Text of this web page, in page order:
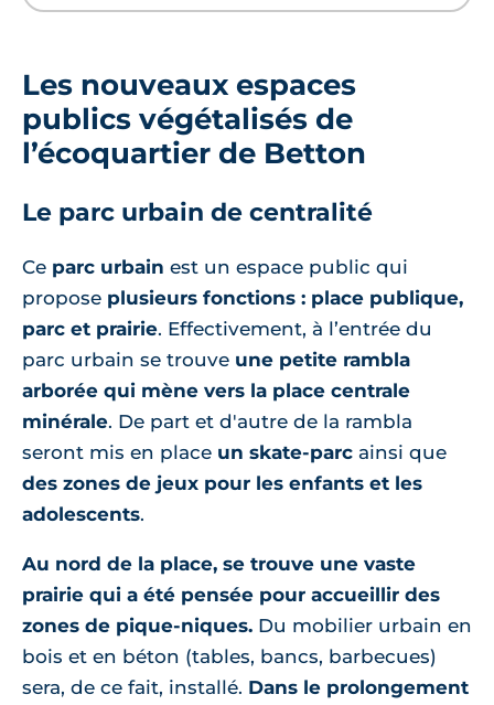
Les nouveaux espaces
publics végétalisés de
l’écoquartier de Betton
Le parc urbain de centralité
Ce parc urbain est un espace public qui
propose plusieurs fonctions : place publique,
parc et prairie. Effectivement, à l’entrée du
parc urbain se trouve une petite rambla
arborée qui mène vers la place centrale
minérale. De part et d'autre de la rambla
seront mis en place un skate-parc ainsi que
des zones de jeux pour les enfants et les
adolescents.
Au nord de la place, se trouve une vaste
prairie qui a été pensée pour accueillir des
zones de pique-niques. Du mobilier urbain en
bois et en béton (tables, bancs, barbecues)
sera, de ce fait, installé. Dans le prolongement